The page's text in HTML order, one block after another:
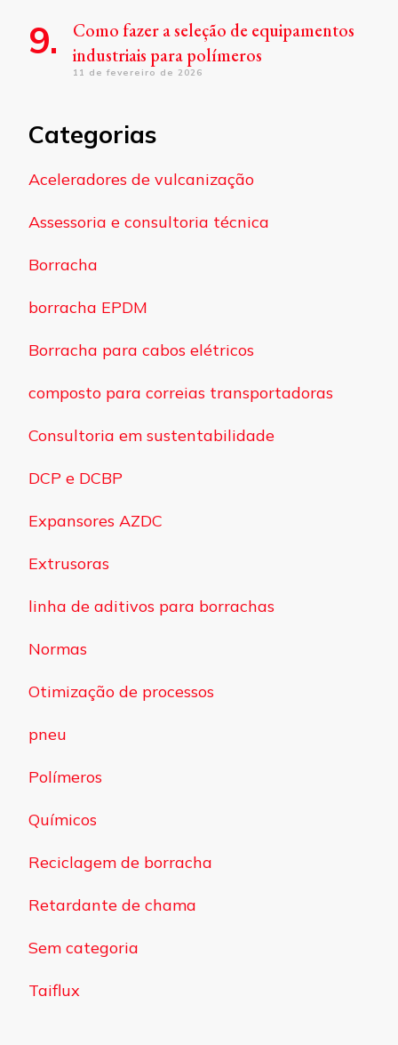
Como fazer a seleção de equipamentos
industriais para polímeros
11 de fevereiro de 2026
Categorias
Aceleradores de vulcanização
Assessoria e consultoria técnica
Borracha
borracha EPDM
Borracha para cabos elétricos
composto para correias transportadoras
Consultoria em sustentabilidade
DCP e DCBP
Expansores AZDC
Extrusoras
linha de aditivos para borrachas
Normas
Otimização de processos
pneu
Polímeros
Químicos
Reciclagem de borracha
Retardante de chama
Sem categoria
Taiflux